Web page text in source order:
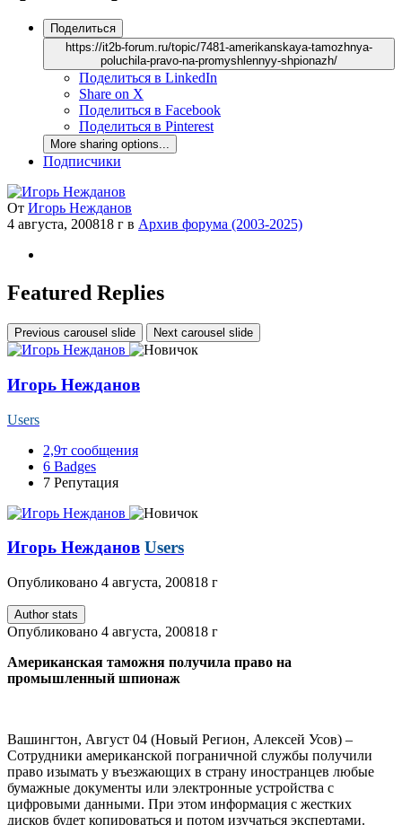
Поделиться
https://it2b-forum.ru/topic/7481-amerikanskaya-tamozhnya-
poluchila-pravo-na-promyshlennyy-shpionazh/
Поделиться в LinkedIn
Share on X
Поделиться в Facebook
Поделиться в Pinterest
More sharing options...
Подписчики
От Игорь Нежданов
4 августа, 200818 г в Архив форума (2003-2025)
Featured Replies
Previous carousel slide Next carousel slide
Игорь Нежданов
Users
2,9т сообщения
6 Badges
7 Репутация
Игорь Нежданов Users
Опубликовано 4 августа, 200818 г
Author stats
Опубликовано 4 августа, 200818 г
Американская таможня получила право на
промышленный шпионаж
Вашингтон, Август 04 (Новый Регион, Алексей Усов) –
Сотрудники американской пограничной службы получили
право изымать у въезжающих в страну иностранцев любые
бумажные документы или электронные устройства с
цифровыми данными. При этом информация с жестких
дисков будет копироваться и потом изучаться экспертами.